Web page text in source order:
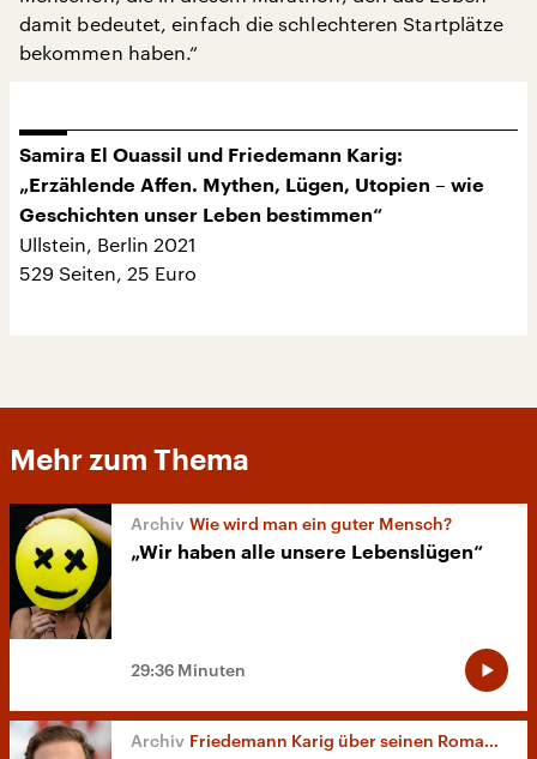
damit bedeutet, einfach die schlechteren Startplätze
bekommen haben.“
Samira El Ouassil und Friedemann Karig:
„Erzählende Affen. Mythen, Lügen, Utopien – wie
Geschichten unser Leben bestimmen“
Ullstein, Berlin 2021
529 Seiten, 25 Euro
Mehr zum Thema
Wie wird man ein guter Mensch?
„Wir haben alle unsere Lebenslügen“
29:36 Minuten
Friedemann Karig über seinen Roman „Dschungel“